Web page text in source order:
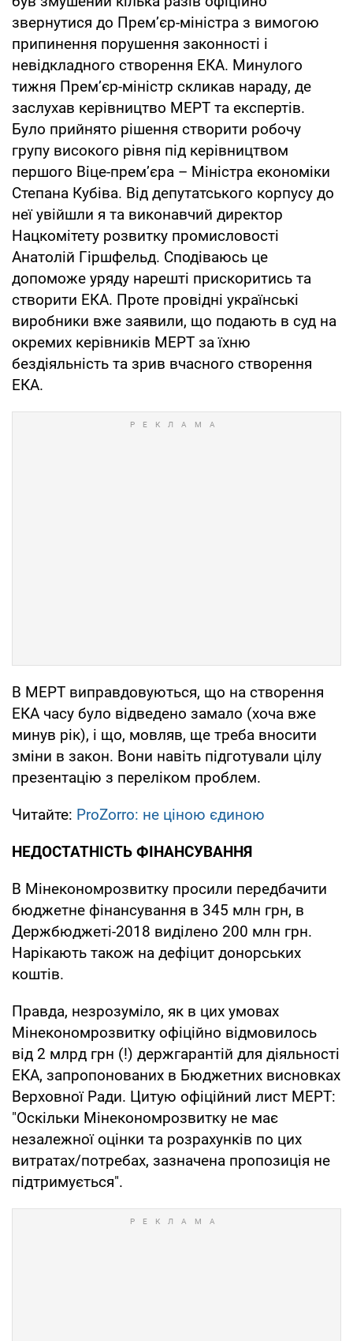
звернутися до Прем’єр-міністра з вимогою
припинення порушення законності і
невідкладного створення ЕКА. Минулого
тижня Прем’єр-міністр скликав нараду, де
заслухав керівництво МЕРТ та експертів.
Було прийнято рішення створити робочу
групу високого рівня під керівництвом
першого Віце-прем’єра – Міністра економіки
Степана Кубіва. Від депутатського корпусу до
неї увійшли я та виконавчий директор
Нацкомітету розвитку промисловості
Анатолій Гіршфельд. Сподіваюсь це
допоможе уряду нарешті прискоритись та
створити ЕКА. Проте провідні українські
виробники вже заявили, що подають в суд на
окремих керівників МЕРТ за їхню
бездіяльність та зрив вчасного створення
ЕКА.
В МЕРТ виправдовуються, що на створення
ЕКА часу було відведено замало (хоча вже
минув рік), і що, мовляв, ще треба вносити
зміни в закон. Вони навіть підготували цілу
презентацію з переліком проблем.
Читайте: ProZorro: не ціною єдиною
НЕДОСТАТНІСТЬ ФІНАНСУВАННЯ
В Мінекономрозвитку просили передбачити
бюджетне фінансування в 345 млн грн, в
Держбюджеті-2018 виділено 200 млн грн.
Нарікають також на дефіцит донорських
коштів.
Правда, незрозуміло, як в цих умовах
Мінекономрозвитку офіційно відмовилось
від 2 млрд грн (!) держгарантій для діяльності
ЕКА, запропонованих в Бюджетних висновках
Верховної Ради. Цитую офіційний лист МЕРТ:
"Оскільки Мінекономрозвитку не має
незалежної оцінки та розрахунків по цих
витратах/потребах, зазначена пропозиція не
підтримується".